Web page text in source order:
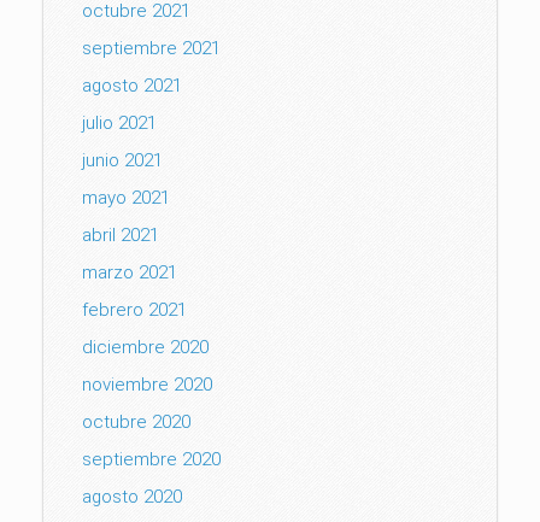
octubre 2021
septiembre 2021
agosto 2021
julio 2021
junio 2021
mayo 2021
abril 2021
marzo 2021
febrero 2021
diciembre 2020
noviembre 2020
octubre 2020
septiembre 2020
agosto 2020